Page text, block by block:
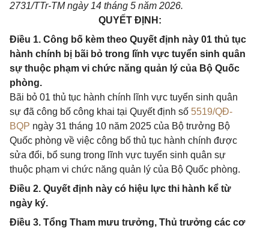
2731/TTr-TM ngày 14 tháng 5 năm 2026.
QUYẾT ĐỊNH:
Điều 1. Công bố kèm theo Quyết định này 01 thủ tục
hành chính bị bãi bỏ trong lĩnh vực tuyển sinh quân
sự thuộc phạm vi chức năng quản lý của Bộ Quốc
phòng.
Bãi bỏ 01 thủ tục hành chính lĩnh vực tuyển sinh quân
sự đã công bố công khai tại Quyết định số 5519/QĐ-
BQP ngày 31 tháng 10 năm 2025 của Bộ trưởng Bộ
Quốc phòng về việc công bố thủ tục hành chính được
sửa đổi, bổ sung trong lĩnh vực tuyển sinh quân sự
thuộc phạm vi chức năng quản lý của Bộ Quốc phòng.
Điều 2. Quyết định này có hiệu lực thi hành kể từ
ngày ký.
Điều 3. Tổng Tham mưu trưởng, Thủ trưởng các cơ